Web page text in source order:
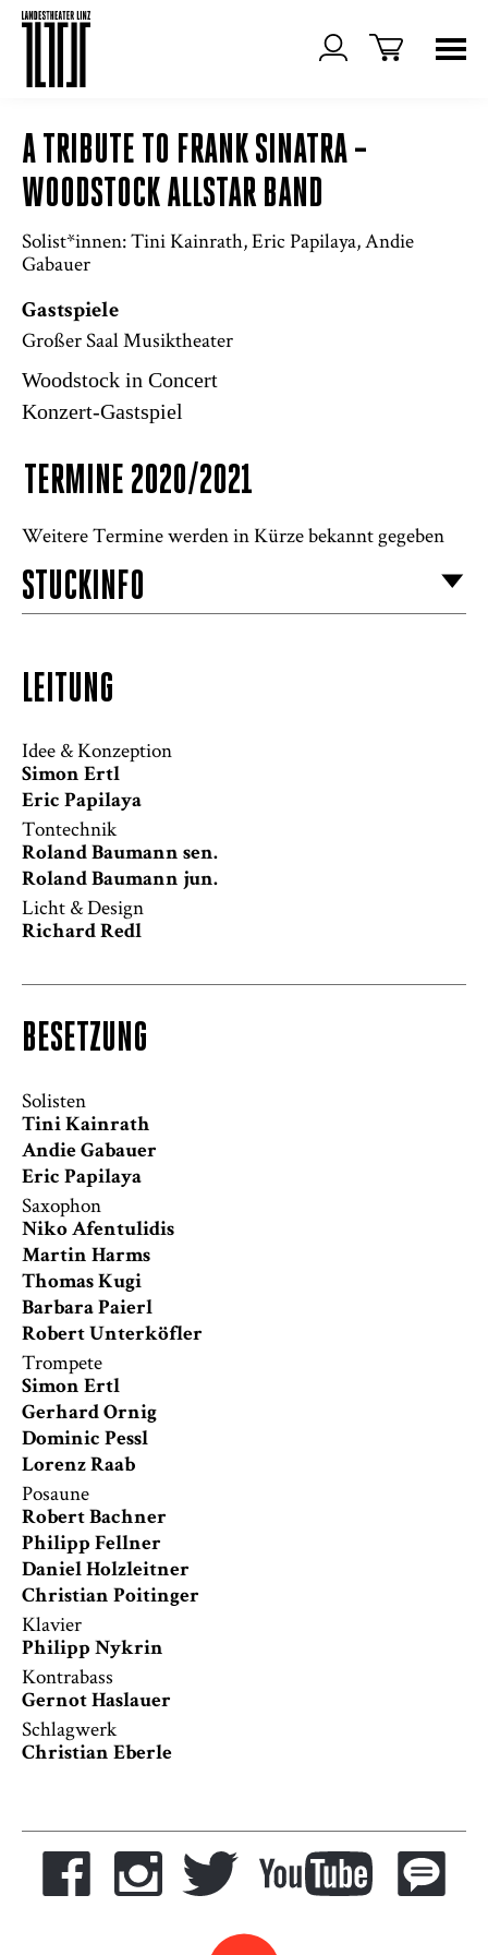
A TRIBUTE TO FRANK SINATRA –
WOODSTOCK ALLSTAR BAND
Solist*innen: Tini Kainrath, Eric Papilaya, Andie
Gabauer
Gastspiele
Großer Saal Musiktheater
Woodstock in Concert
Konzert-Gastspiel
TERMINE 2020/2021
Weitere Termine werden in Kürze bekannt gegeben
STÜCKINFO
LEITUNG
Idee & Konzeption
Simon Ertl
Eric Papilaya
Tontechnik
Roland Baumann sen.
Roland Baumann jun.
Licht & Design
Richard Redl
BESETZUNG
Solisten
Tini Kainrath
Andie Gabauer
Eric Papilaya
Saxophon
Niko Afentulidis
Martin Harms
Thomas Kugi
Barbara Paierl
Robert Unterköfler
Trompete
Simon Ertl
Gerhard Ornig
Dominic Pessl
Lorenz Raab
Posaune
Robert Bachner
Philipp Fellner
Daniel Holzleitner
Christian Poitinger
Klavier
Philipp Nykrin
Kontrabass
Gernot Haslauer
Schlagwerk
Christian Eberle